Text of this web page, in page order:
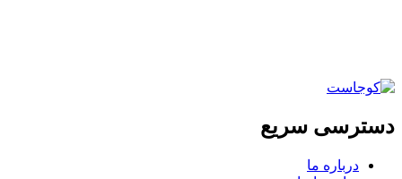
دسترسی سریع
درباره ما